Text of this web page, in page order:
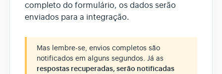
completo do formulário, os dados serão
enviados para a integração.
Mas lembre-se, envios completos são
notificados em alguns segundos. Já as
respostas recuperadas, serão notificadas